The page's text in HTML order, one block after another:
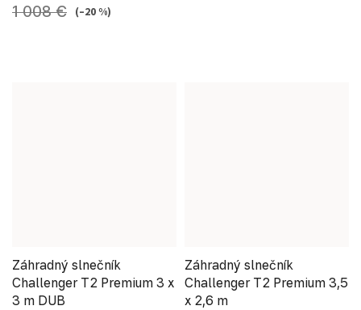
1 008 € (–20 %)
Záhradný slnečník
Challenger T2 Premium 3 x
3 m DUB
Záhradný slnečník
Challenger T2 Premium 3,5
x 2,6 m